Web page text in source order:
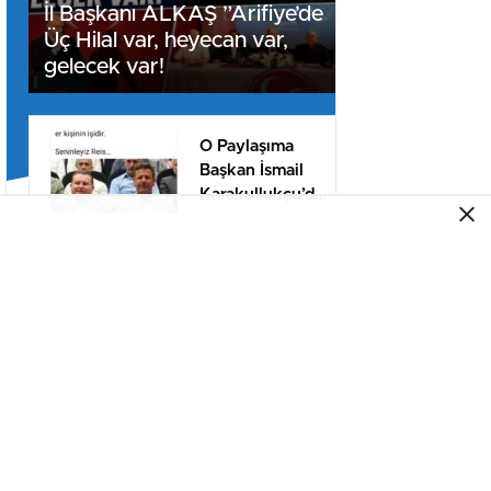
İl Başkanı ALKAŞ ”Arifiye’de
Üç Hilal var, heyecan var,
gelecek var!
O Paylaşıma
Başkan İsmail
Karakullukçu’dan